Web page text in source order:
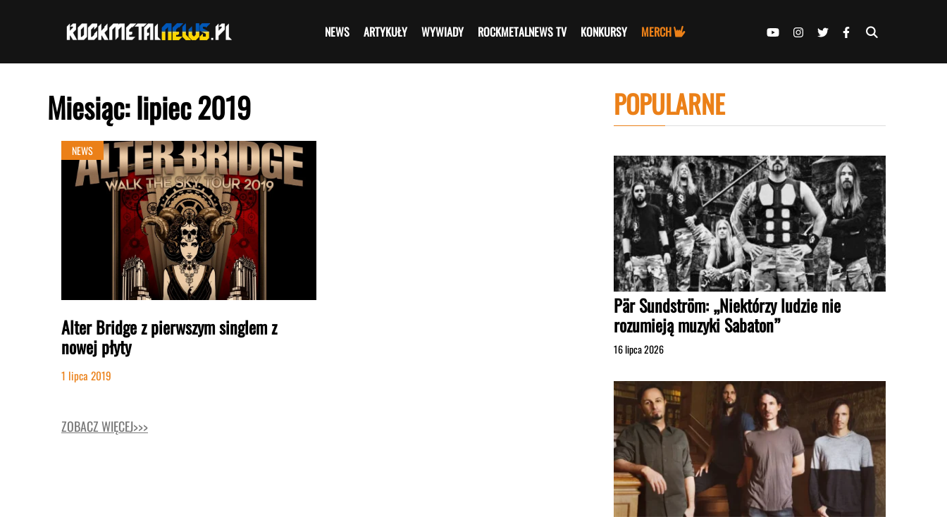
NEWS ARTYKUŁY WYWIADY ROCKMETALNEWS TV KONKURSY MERCH
Miesiąc:lipiec 2019
NEWS
Alter Bridge z pierwszym singlem z
nowej płyty
1 lipca 2019
ZOBACZ WIĘCEJ>>>
POPULARNE
Pär Sundström: „Niektórzy ludzie nie
rozumieją muzyki Sabaton”
16 lipca 2026